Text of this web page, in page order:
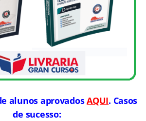
alunos aprovadosAQUI. Casos
de sucesso: